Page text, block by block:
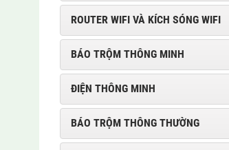
ROUTER WIFI VÀ KÍCH SÓNG WIFI
BÁO TRỘM THÔNG MINH
ĐIỆN THÔNG MINH
BÁO TRỘM THÔNG THƯỜNG